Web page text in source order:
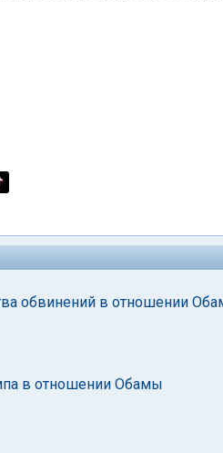
обвинений в отношении
в отношении Обамы